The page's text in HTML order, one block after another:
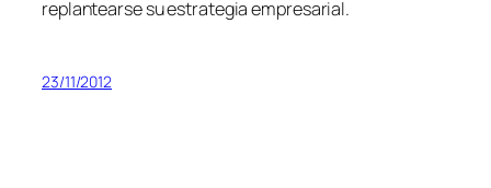
replantearse su estrategia empresarial.
23/11/2012